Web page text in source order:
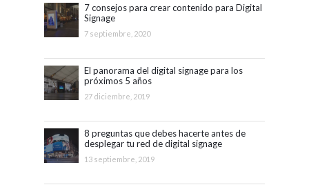
7 consejos para crear contenido para Digital
Signage
7 septiembre, 2020
El panorama del digital signage para los
próximos 5 años
27 diciembre, 2019
8 preguntas que debes hacerte antes de
desplegar tu red de digital signage
13 septiembre, 2019